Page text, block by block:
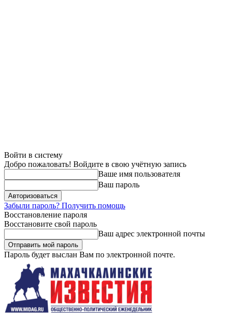
Войти в систему
Добро пожаловать! Войдите в свою учётную запись
Ваше имя пользователя
Ваш пароль
Забыли пароль? Получить помощь
Восстановление пароля
Восстановите свой пароль
Ваш адрес электронной почты
Пароль будет выслан Вам по электронной почте.